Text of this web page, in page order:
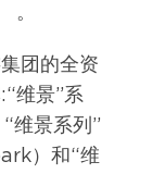
。
团的全资
维景”系
维景系列”
）和“维